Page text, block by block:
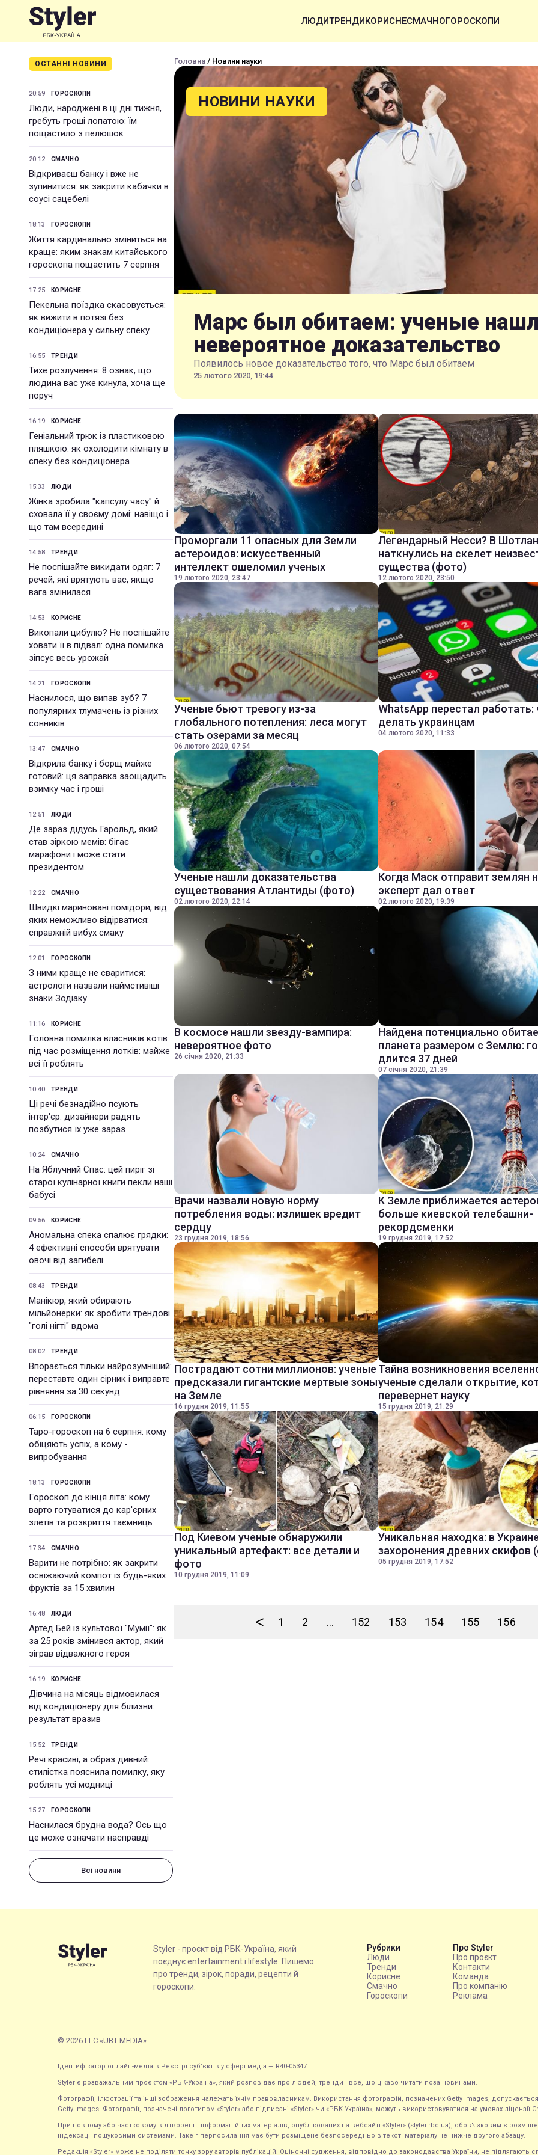
ЛЮДИТРЕНДИКОРИСНЕСМАЧНОГОРОСКОПИ
ОСТАННІ НОВИНИ
20:59 ГОРОСКОПИ
Люди, народжені в ці дні тижня,
гребуть гроші лопатою: їм
пощастило з пелюшок
20:12 СМАЧНО
Відкриваєш банку і вже не
зупинитися: як закрити кабачки в
соусі сацебелі
18:13 ГОРОСКОПИ
Життя кардинально зміниться на
краще: яким знакам китайського
гороскопа пощастить 7 серпня
17:25 КОРИСНЕ
Пекельна поїздка скасовується:
як вижити в потязі без
кондиціонера у сильну спеку
16:55 ТРЕНДИ
Тихе розлучення: 8 ознак, що
людина вас уже кинула, хоча ще
поруч
16:19 КОРИСНЕ
Геніальний трюк із пластиковою
пляшкою: як охолодити кімнату в
спеку без кондиціонера
15:33 ЛЮДИ
Жінка зробила "капсулу часу" й
сховала її у своєму домі: навіщо і
що там всередині
14:58 ТРЕНДИ
Не поспішайте викидати одяг: 7
речей, які врятують вас, якщо
вага змінилася
14:53 КОРИСНЕ
Викопали цибулю? Не поспішайте
ховати її в підвал: одна помилка
зіпсує весь урожай
14:21 ГОРОСКОПИ
Наснилося, що випав зуб? 7
популярних тлумачень із різних
сонників
13:47 СМАЧНО
Відкрила банку і борщ майже
готовий: ця заправка заощадить
взимку час і гроші
12:51 ЛЮДИ
Де зараз дідусь Гарольд, який
став зіркою мемів: бігає
марафони і може стати
президентом
12:22 СМАЧНО
Швидкі мариновані помідори, від
яких неможливо відірватися:
справжній вибух смаку
12:01 ГОРОСКОПИ
З ними краще не сваритися:
астрологи назвали наймстивіші
знаки Зодіаку
11:16 КОРИСНЕ
Головна помилка власників котів
під час розміщення лотків: майже
всі її роблять
10:40 ТРЕНДИ
Ці речі безнадійно псують
інтер'єр: дизайнери радять
позбутися їх уже зараз
10:24 СМАЧНО
На Яблучний Спас: цей пиріг зі
старої кулінарної книги пекли наші
бабусі
09:56 КОРИСНЕ
Аномальна спека спалює грядки:
4 ефективні способи врятувати
овочі від загибелі
08:43 ТРЕНДИ
Манікюр, який обирають
мільйонерки: як зробити трендові
"голі нігті" вдома
08:02 ТРЕНДИ
Впорається тільки найрозумніший:
переставте один сірник і виправте
рівняння за 30 секунд
06:15 ГОРОСКОПИ
Таро-гороскоп на 6 серпня: кому
обіцяють успіх, а кому -
випробування
18:13 ГОРОСКОПИ
Гороскоп до кінця літа: кому
варто готуватися до кар'єрних
злетів та розкриття таємниць
17:34 СМАЧНО
Варити не потрібно: як закрити
освіжаючий компот із будь-яких
фруктів за 15 хвилин
16:48 ЛЮДИ
Артед Бей із культової "Мумії": як
за 25 років змінився актор, який
зіграв відважного героя
16:19 КОРИСНЕ
Дівчина на місяць відмовилася
від кондиціонеру для білизни:
результат вразив
15:52 ТРЕНДИ
Речі красиві, а образ дивний:
стилістка пояснила помилку, яку
роблять усі модниці
15:27 ГОРОСКОПИ
Наснилася брудна вода? Ось що
це може означати насправді
Всі новини
Головна / Новини науки
НОВИНИ НАУКИ
Марс был обитаем: ученые
невероятное доказательство
Появилось новое доказательство того, что Марс был обитаем
25 лютого 2020, 19:44
Проморгали 11 опасных для Земли
астероидов: искусственный
интеллект ошеломил ученых
19 лютого 2020, 23:47
Легендарный Несси? В
наткнулись на скелет
существа (фото)
12 лютого 2020, 23:50
Ученые бьют тревогу из-за
глобального потепления: леса могут
стать озерами за месяц
06 лютого 2020, 07:54
WhatsApp перестал работать:
делать украинцам
04 лютого 2020, 11:33
Ученые нашли доказательства
существования Атлантиды (фото)
02 лютого 2020, 22:14
Когда Маск отправит землян
эксперт дал ответ
02 лютого 2020, 19:39
В космосе нашли звезду-вампира:
невероятное фото
26 січня 2020, 21:33
Найдена потенциально
планета размером с Землю:
длится 37 дней
07 січня 2020, 21:39
Врачи назвали новую норму
потребления воды: излишек вредит
сердцу
23 грудня 2019, 18:56
К Земле приближается
больше киевской телебашни-
рекордсменки
19 грудня 2019, 17:52
Пострадают сотни миллионов: ученые
предсказали гигантские мертвые зоны
на Земле
16 грудня 2019, 11:55
Тайна возникновения
ученые сделали открытие,
перевернет науку
15 грудня 2019, 21:29
Под Киевом ученые обнаружили
уникальный артефакт: все детали и
фото
10 грудня 2019, 11:09
Уникальная находка: в
захоронения древних скифов
05 грудня 2019, 17:52
< 1 2 ... 152 153 154 155 156
Styler - проєкт від РБК-Україна, який
поєднує entertainment і lifestyle. Пишемо
про тренди, зірок, поради, рецепти й
гороскопи.
Рубрики
Люди
Тренди
Корисне
Смачно
Гороскопи
Про Styler
Про проєкт
Контакти
Команда
Про компанію
Реклама
© 2026 LLC «UBT MEDIA»
Ідентифікатор онлайн-медіа в Реєстрі суб’єктів у сфері медіа — R40-05347
Styler є розважальним проєктом «РБК-Україна», який розповідає про людей, тренди і все, що цікаво читати поза новинами.
Фотографії, ілюстрації та інші зображення належать їхнім правовласникам. Використання фотографій, позначених Getty Images,
Getty Images. Фотографії, позначені логотипом «Styler» або підписані «Styler» чи «РБК-Україна», можуть використовуватися на умовах
При повному або частковому відтворенні інформаційних матеріалів, опублікованих на вебсайті «Styler» (styler.rbc.ua), обов'язковим є
індексації пошуковими системами. Таке гіперпосилання має бути розміщене безпосередньо в тексті матеріалу не нижче другого абзацу.
Редакція «Styler» може не поділяти точку зору авторів публікацій. Оціночні судження, відповідно до законодавства України, не